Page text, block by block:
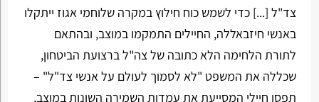
צד"ל [...] כדי לשמש כוח חילוץ במקרה שלוחמי אגוז ייתקלו
באנשי חיזבאללה, החיילים התמקמו במוצב, ובהתאם
לתורת הלחימה הלא כתובה של צה"ל ברצועת הביטחון,
שכללה את המשפט "לא לסמוך לעולם על אנשי צד"ל" –
תפסו חיילי המסייעת את עמדות השמירה השונות במוצב,